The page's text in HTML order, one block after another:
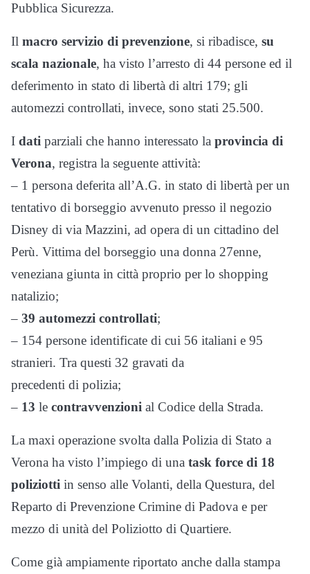
Pubblica Sicurezza.
Il macro servizio di prevenzione, si ribadisce, su
scala nazionale, ha visto l’arresto di 44 persone ed il
deferimento in stato di libertà di altri 179; gli
automezzi controllati, invece, sono stati 25.500.
I dati parziali che hanno interessato la provincia di
Verona, registra la seguente attività:
– 1 persona deferita all’A.G. in stato di libertà per un
tentativo di borseggio avvenuto presso il negozio
Disney di via Mazzini, ad opera di un cittadino del
Perù. Vittima del borseggio una donna 27enne,
veneziana giunta in città proprio per lo shopping
natalizio;
– 39 automezzi controllati;
– 154 persone identificate di cui 56 italiani e 95
stranieri. Tra questi 32 gravati da
precedenti di polizia;
– 13 le contravvenzioni al Codice della Strada.
La maxi operazione svolta dalla Polizia di Stato a
Verona ha visto l’impiego di una task force di 18
poliziotti in senso alle Volanti, della Questura, del
Reparto di Prevenzione Crimine di Padova e per
mezzo di unità del Poliziotto di Quartiere.
Come già ampiamente riportato anche dalla stampa